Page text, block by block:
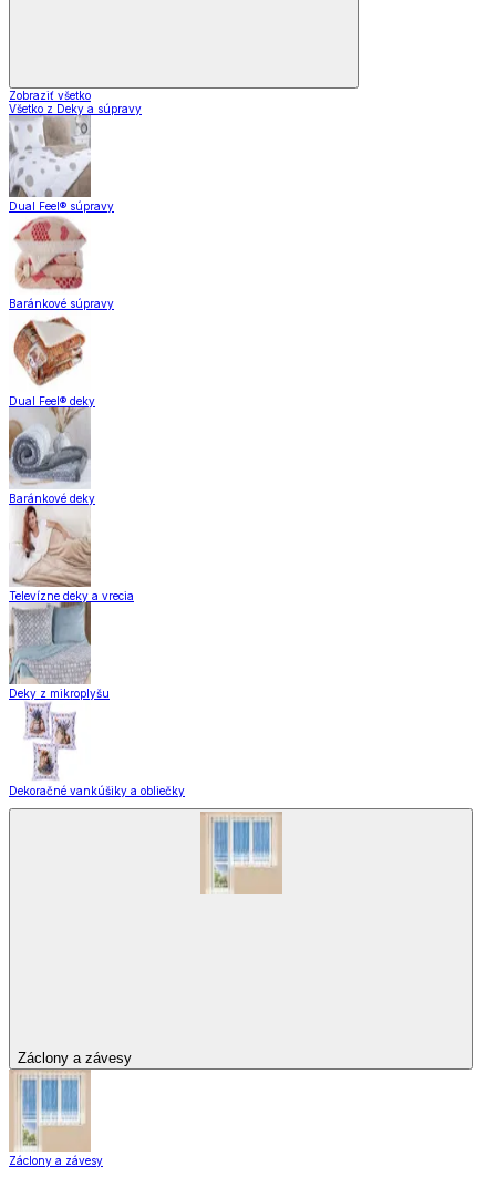
Zobraziť všetko
Všetko z Deky a súpravy
Dual Feel® súpravy
Baránkové súpravy
Dual Feel® deky
Baránkové deky
Televízne deky a vrecia
Deky z mikroplyšu
Dekoračné vankúšiky a obliečky
Záclony a závesy
Záclony a závesy